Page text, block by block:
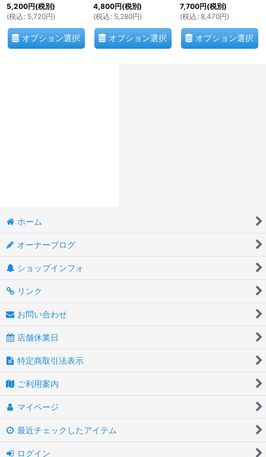
5,200円(税別)
(税込 : 5,720円)
オプション選択
4,800円(税別)
(税込 : 5,280円)
オプション選択
7,700円(税別)
(税込 : 8,470円)
オプション選択
ホーム
オーナーブログ
ショップインフォ
リンク
お問い合わせ
店舗休業日
特定商取引法表示
ご利用案内
マイページ
最近チェックしたアイテム
ログイン